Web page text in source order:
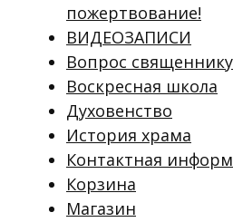
пожертвование!
ВИДЕОЗАПИСИ
Вопрос священнику
Воскресная школа
Духовенство
История храма
Контактная
Корзина
Магазин